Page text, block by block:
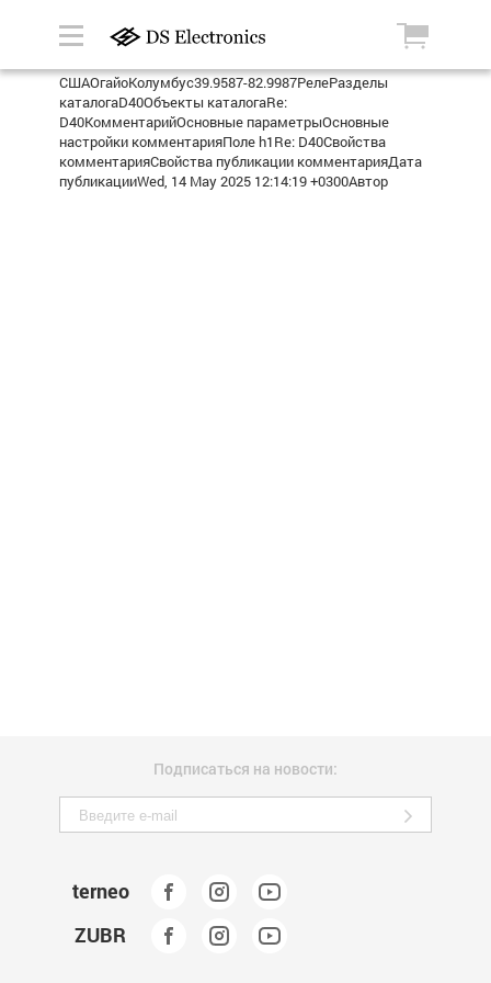
СШАОгайоКолумбус39.9587-82.9987РелеРазделы
каталогаD40Объекты каталогаRe:
D40КомментарийОсновные параметрыОсновные
настройки комментарияПоле h1Re: D40Свойства
комментарияСвойства публикации комментарияДата
публикацииWed, 14 May 2025 12:14:19 +0300Автор
Подписаться на новости:
terneo
ZUBR